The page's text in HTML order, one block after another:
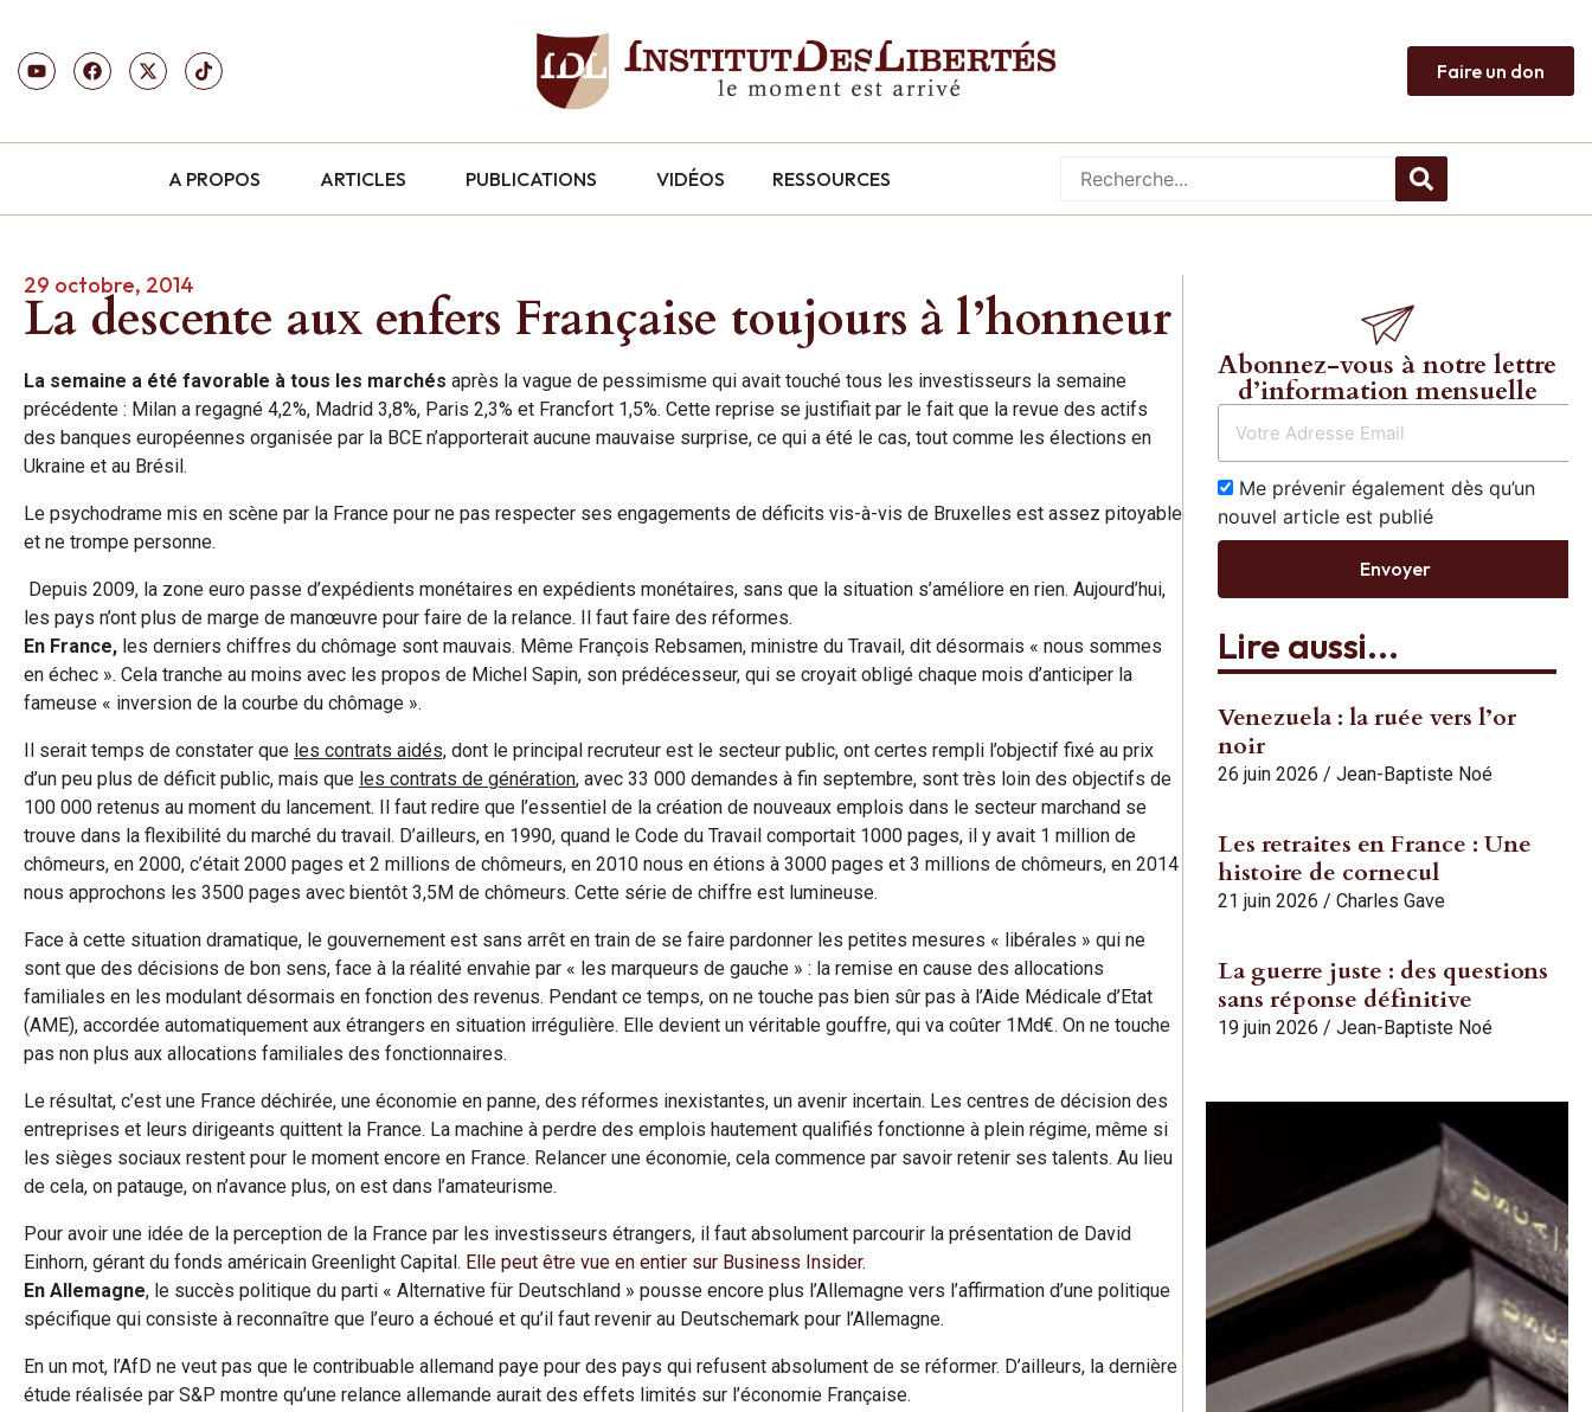
Faire un don
A PROPOS ARTICLES PUBLICATIONS VIDÉOS RESSOURCES
29 octobre, 2014
La descente aux enfers Française toujours à l’honneur
La semaine a été favorable à tous les marchés après la vague de pessimisme qui avait touché tous les investisseurs la semaine
précédente : Milan a regagné 4,2%, Madrid 3,8%, Paris 2,3% et Francfort 1,5%. Cette reprise se justifiait par le fait que la revue des actifs
des banques européennes organisée par la BCE n’apporterait aucune mauvaise surprise, ce qui a été le cas, tout comme les élections en
Ukraine et au Brésil.
Le psychodrame mis en scène par la France pour ne pas respecter ses engagements de déficits vis-à-vis de Bruxelles est assez pitoyable
et ne trompe personne.
Depuis 2009, la zone euro passe d’expédients monétaires en expédients monétaires, sans que la situation s’améliore en rien. Aujourd’hui,
les pays n’ont plus de marge de manœuvre pour faire de la relance. Il faut faire des réformes.
En France, les derniers chiffres du chômage sont mauvais. Même François Rebsamen, ministre du Travail, dit désormais « nous sommes
en échec ». Cela tranche au moins avec les propos de Michel Sapin, son prédécesseur, qui se croyait obligé chaque mois d’anticiper la
fameuse « inversion de la courbe du chômage ».
Il serait temps de constater que les contrats aidés, dont le principal recruteur est le secteur public, ont certes rempli l’objectif fixé au prix
d’un peu plus de déficit public, mais que les contrats de génération, avec 33 000 demandes à fin septembre, sont très loin des objectifs de
100 000 retenus au moment du lancement. Il faut redire que l’essentiel de la création de nouveaux emplois dans le secteur marchand se
trouve dans la flexibilité du marché du travail. D’ailleurs, en 1990, quand le Code du Travail comportait 1000 pages, il y avait 1 million de
chômeurs, en 2000, c’était 2000 pages et 2 millions de chômeurs, en 2010 nous en étions à 3000 pages et 3 millions de chômeurs, en 2014
nous approchons les 3500 pages avec bientôt 3,5M de chômeurs. Cette série de chiffre est lumineuse.
Face à cette situation dramatique, le gouvernement est sans arrêt en train de se faire pardonner les petites mesures « libérales » qui ne
sont que des décisions de bon sens, face à la réalité envahie par « les marqueurs de gauche » : la remise en cause des allocations
familiales en les modulant désormais en fonction des revenus. Pendant ce temps, on ne touche pas bien sûr pas à l’Aide Médicale d’Etat
(AME), accordée automatiquement aux étrangers en situation irrégulière. Elle devient un véritable gouffre, qui va coûter 1Md€. On ne touche
pas non plus aux allocations familiales des fonctionnaires.
Le résultat, c’est une France déchirée, une économie en panne, des réformes inexistantes, un avenir incertain. Les centres de décision des
entreprises et leurs dirigeants quittent la France. La machine à perdre des emplois hautement qualifiés fonctionne à plein régime, même si
les sièges sociaux restent pour le moment encore en France. Relancer une économie, cela commence par savoir retenir ses talents. Au lieu
de cela, on patauge, on n’avance plus, on est dans l’amateurisme.
Pour avoir une idée de la perception de la France par les investisseurs étrangers, il faut absolument parcourir la présentation de David
Einhorn, gérant du fonds américain Greenlight Capital. Elle peut être vue en entier sur Business Insider.
En Allemagne, le succès politique du parti « Alternative für Deutschland » pousse encore plus l’Allemagne vers l’affirmation d’une politique
spécifique qui consiste à reconnaître que l’euro a échoué et qu’il faut revenir au Deutschemark pour l’Allemagne.
En un mot, l’AfD ne veut pas que le contribuable allemand paye pour des pays qui refusent absolument de se réformer. D’ailleurs, la dernière
étude réalisée par S&P montre qu’une relance allemande aurait des effets limités sur l’économie Française.
Abonnez-vous à notre lettre
d’information mensuelle
Me prévenir également dès qu’un
nouvel article est publié
Envoyer
Lire aussi...
Venezuela : la ruée vers l’or
noir
26 juin 2026 / Jean-Baptiste Noé
Les retraites en France : Une
histoire de cornecul
21 juin 2026 / Charles Gave
La guerre juste : des questions
sans réponse définitive
19 juin 2026 / Jean-Baptiste Noé